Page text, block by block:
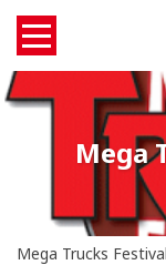
Home
Over MCR
Verkoop
Mega
Mega Trucks